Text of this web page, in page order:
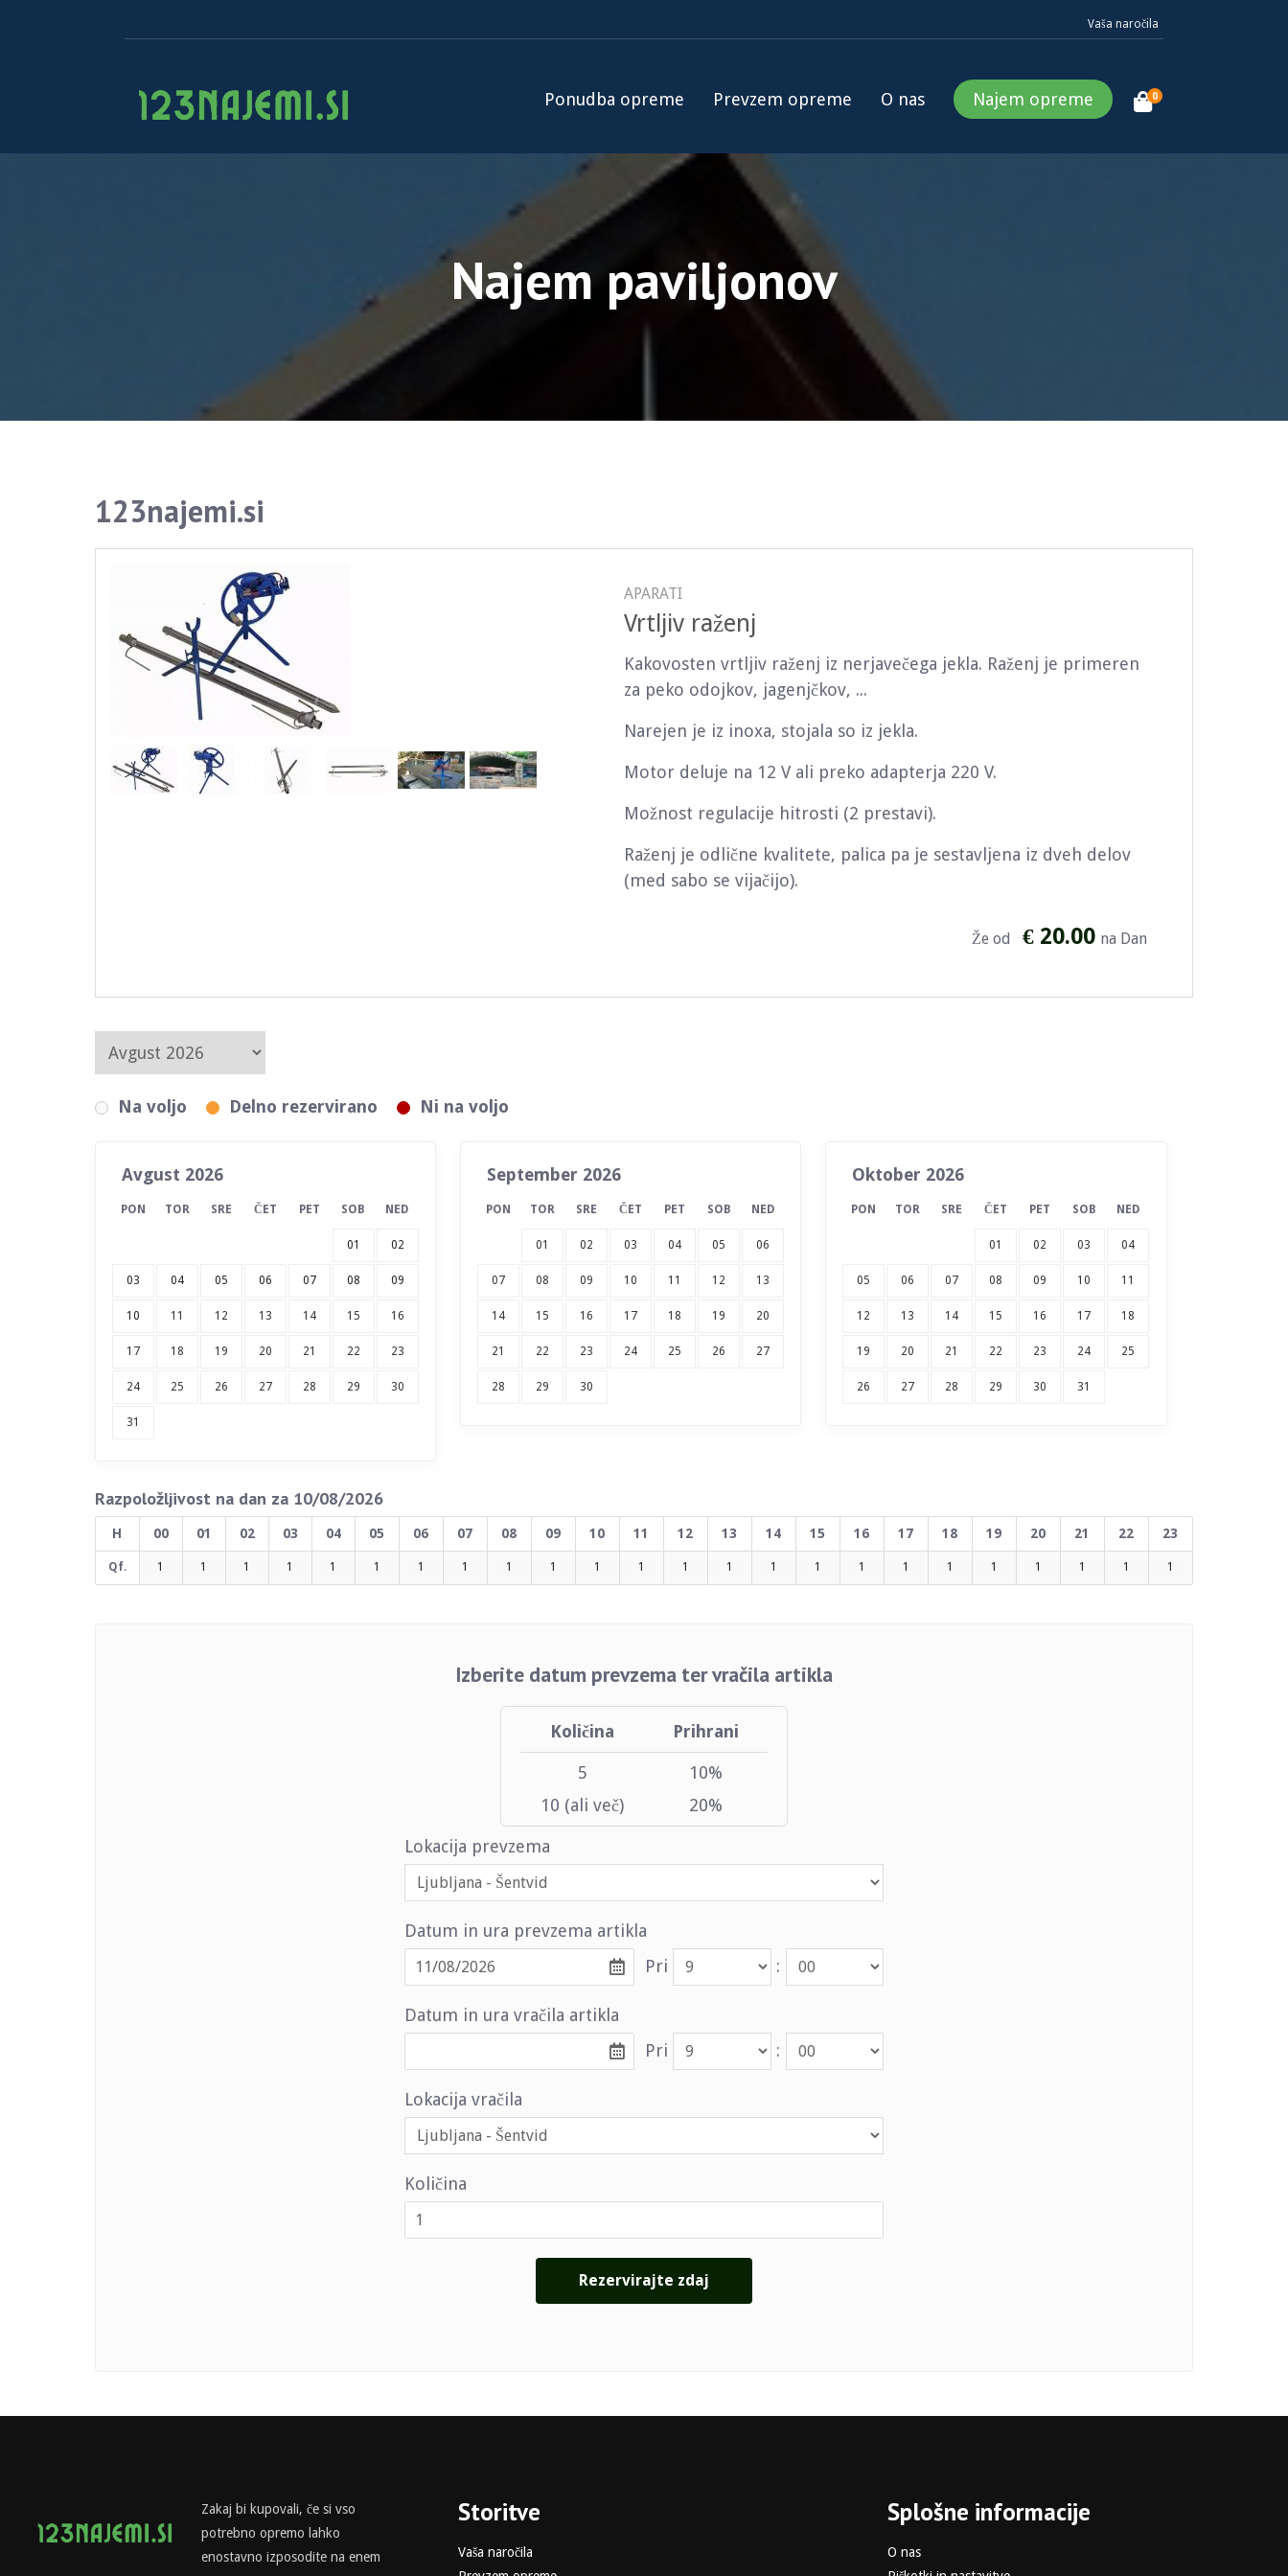
Vaša naročila
Ponudba opreme Prevzem opreme O nas Najem opreme 0
Najem paviljonov
123najemi.si
APARATI
Vrtljiv raženj
Kakovosten vrtljiv raženj iz nerjavečega jekla. Raženj je primeren
za peko odojkov, jagenjčkov, ...
Narejen je iz inoxa, stojala so iz jekla.
Motor deluje na 12 V ali preko adapterja 220 V.
Možnost regulacije hitrosti (2 prestavi).
Raženj je odlične kvalitete, palica pa je sestavljena iz dveh delov
(med sabo se vijačijo).
Že od € 20.00 na Dan
Na voljo Delno rezervirano Ni na voljo
Avgust 2026
PON TOR SRE ČET PET SOB NED
01 02
03 04 05 06 07 08 09
10 11 12 13 14 15 16
17 18 19 20 21 22 23
24 25 26 27 28 29 30
31
September 2026
PON TOR SRE ČET PET SOB NED
01 02 03 04 05 06
07 08 09 10 11 12 13
14 15 16 17 18 19 20
21 22 23 24 25 26 27
28 29 30
Oktober 2026
PON TOR SRE ČET PET SOB NED
01 02 03 04
05 06 07 08 09 10 11
12 13 14 15 16 17 18
19 20 21 22 23 24 25
26 27 28 29 30 31
Razpoložljivost na dan za 10/08/2026
H 00 01 02 03 04 05 06 07 08 09 10 11 12 13 14 15 16 17 18 19 20 21 22 23
Qf. 1 1 1 1 1 1 1 1 1 1 1 1 1 1 1 1 1 1 1 1 1 1 1 1
Izberite datum prevzema ter vračila artikla
Količina Prihrani
5
10%
10 (ali več)
20%
Lokacija prevzema
Datum in ura prevzema artikla
Pri
:
Datum in ura vračila artikla
Pri
:
Lokacija vračila
Količina
Zakaj bi kupovali, če si vso
potrebno opremo lahko
enostavno izposodite na enem
Storitve
Vaša naročila
Splošne informacije
O nas